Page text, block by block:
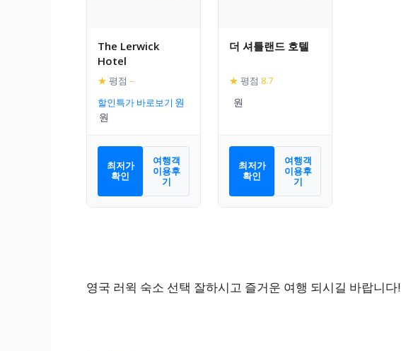
The Lerwick
Hotel
★ 평점 –
할인특가 바로보기
최저가
확인
여행객
이용후
기
더 셔틀랜드 호텔
★ 평점 8.7
최저가
확인
여행객
이용후
기
영국 러윅 숙소 선택 잘하시고 즐거운 여행 되시길 바랍니다!